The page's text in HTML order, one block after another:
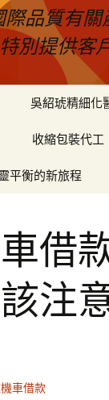
際品質有
別提供客
吳紹琥精細化
收縮包裝代工
平衡的新旅程
借
注
車借款